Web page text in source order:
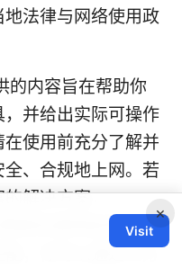
法律与网络使用政
的内容旨在帮助你
并给出实际可操作
使用前充分了解并
、合规地上网。若
解决方案，
服务通常能带来更
；你可以通过上方
×
Visit